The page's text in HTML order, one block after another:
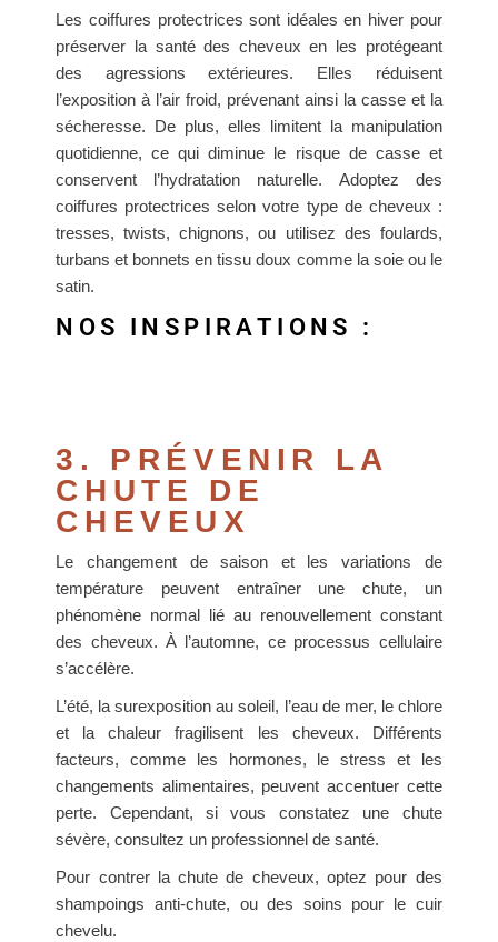
Les coiffures protectrices sont idéales en hiver pour
préserver la santé des cheveux en les protégeant
des agressions extérieures. Elles réduisent
l’exposition à l’air froid, prévenant ainsi la casse et la
sécheresse. De plus, elles limitent la manipulation
quotidienne, ce qui diminue le risque de casse et
conservent l’hydratation naturelle. Adoptez des
coiffures protectrices selon votre type de cheveux :
tresses, twists, chignons, ou utilisez des foulards,
turbans et bonnets en tissu doux comme la soie ou le
satin.
NOS INSPIRATIONS :
3. PRÉVENIR LA
CHUTE DE
CHEVEUX
Le changement de saison et les variations de
température peuvent entraîner une chute, un
phénomène normal lié au renouvellement constant
des cheveux. À l’automne, ce processus cellulaire
s’accélère.
L’été, la surexposition au soleil, l’eau de mer, le chlore
et la chaleur fragilisent les cheveux. Différents
facteurs, comme les hormones, le stress et les
changements alimentaires, peuvent accentuer cette
perte. Cependant, si vous constatez une chute
sévère, consultez un professionnel de santé.
Pour contrer la chute de cheveux, optez pour des
shampoings anti-chute, ou des soins pour le cuir
chevelu.